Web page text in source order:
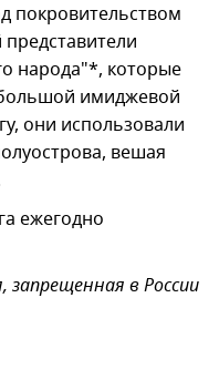
покровительством
народа"*, которые
имиджевой
они использовали
вешая
ежегодно
запрещенная в России